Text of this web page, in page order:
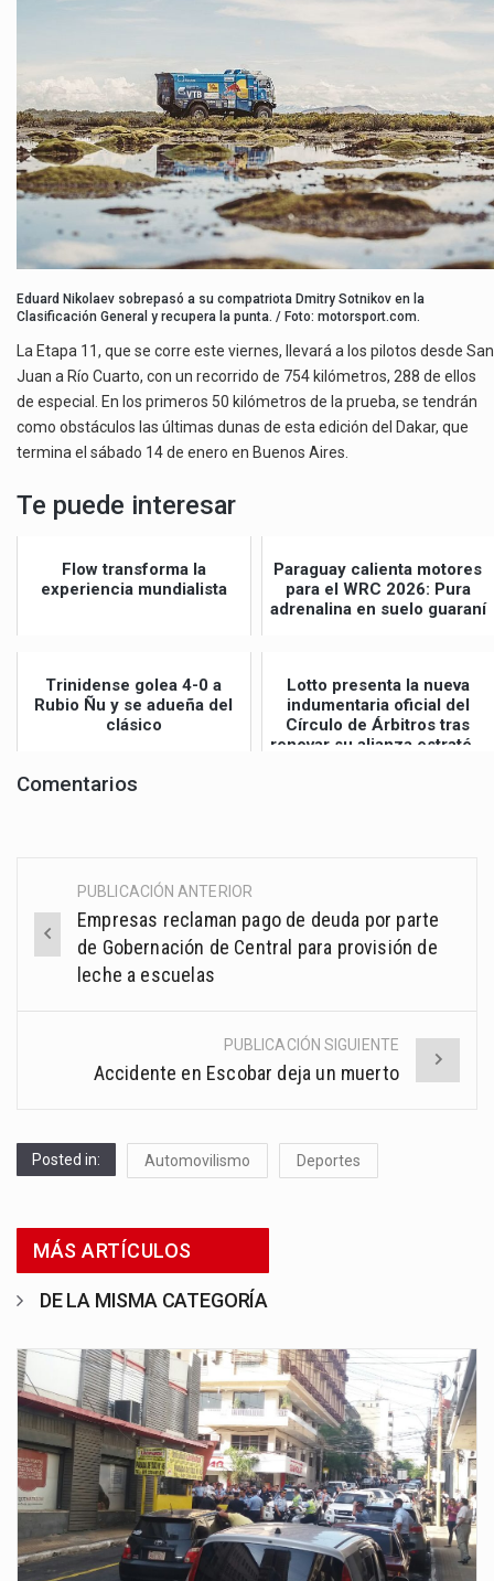
Eduard Nikolaev sobrepasó a su compatriota Dmitry Sotnikov en la
Clasificación General y recupera la punta. / Foto: motorsport.com.
La Etapa 11, que se corre este viernes, llevará a los pilotos desde San
Juan a Río Cuarto, con un recorrido de 754 kilómetros, 288 de ellos
de especial. En los primeros 50 kilómetros de la prueba, se tendrán
como obstáculos las últimas dunas de esta edición del Dakar, que
termina el sábado 14 de enero en Buenos Aires.
Te puede interesar
Flow transforma la
experiencia mundialista
Paraguay calienta motores
para el WRC 2026: Pura
adrenalina en suelo guaraní
Trinidense golea 4-0 a
Rubio Ñu y se adueña del
clásico
Lotto presenta la nueva
indumentaria oficial del
Círculo de Árbitros tras
renovar su alianza estraté...
Comentarios
Post
navigation
PUBLICACIÓN ANTERIOR
Empresas reclaman pago de deuda por parte
de Gobernación de Central para provisión de
leche a escuelas
PUBLICACIÓN SIGUIENTE
Accidente en Escobar deja un muerto
Posted in: Automovilismo Deportes
MÁS ARTÍCULOS
DE LA MISMA CATEGORÍA